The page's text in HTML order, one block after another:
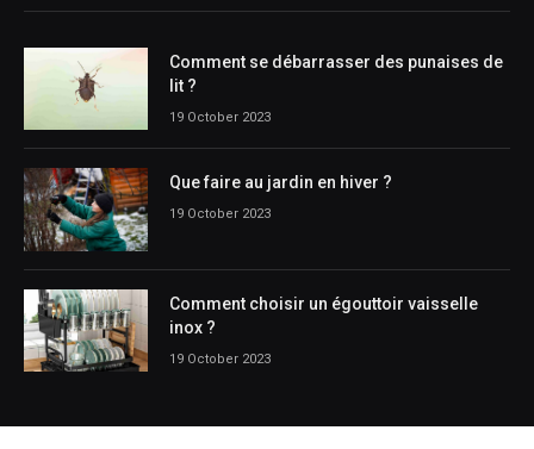
Comment se débarrasser des punaises de
lit ?
19 October 2023
Que faire au jardin en hiver ?
19 October 2023
Comment choisir un égouttoir vaisselle
inox ?
19 October 2023